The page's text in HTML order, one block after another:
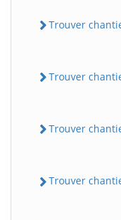
Trouver
Trouver
Trouver
Trouver